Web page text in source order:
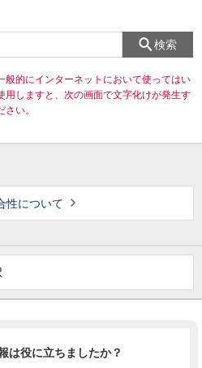
検索
般的にインターネットにおいて使ってはい
用しますと、次の画面で文字化けが発生す
い。
性について
は役に立ちましたか？